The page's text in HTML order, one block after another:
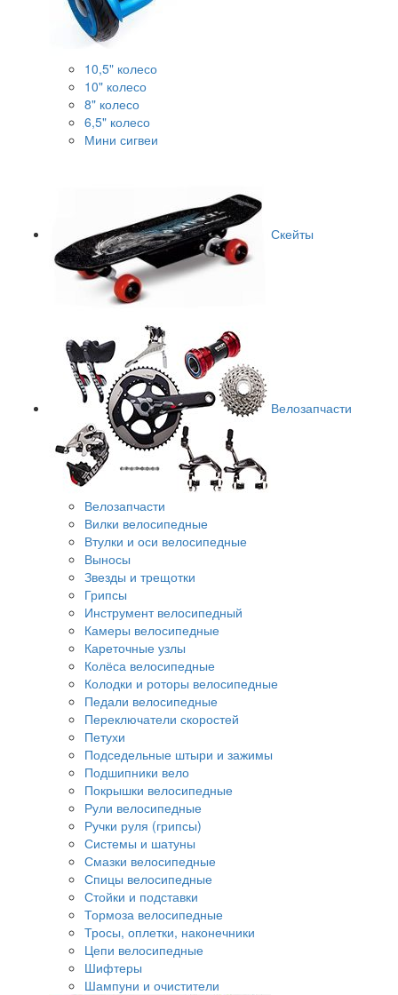
10,5" колесо
10" колесо
8" колесо
6,5" колесо
Мини сигвеи
Скейты
Велозапчасти
Велозапчасти
Вилки велосипедные
Втулки и оси велосипедные
Выносы
Звезды и трещотки
Грипсы
Инструмент велосипедный
Камеры велосипедные
Кареточные узлы
Колёса велосипедные
Колодки и роторы велосипедные
Педали велосипедные
Переключатели скоростей
Петухи
Подседельные штыри и зажимы
Подшипники вело
Покрышки велосипедные
Рули велосипедные
Ручки руля (грипсы)
Системы и шатуны
Смазки велосипедные
Спицы велосипедные
Стойки и подставки
Тормоза велосипедные
Тросы, оплетки, наконечники
Цепи велосипедные
Шифтеры
Шампуни и очистители